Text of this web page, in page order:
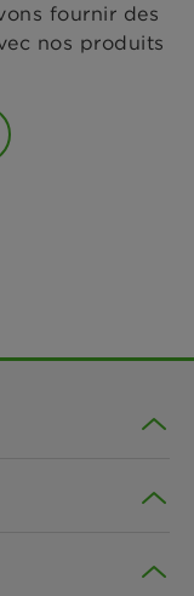
fournir des
nos produits